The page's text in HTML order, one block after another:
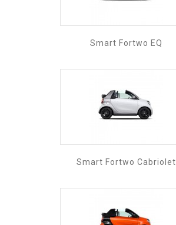
Smart Fortwo EQ
Smart Fortwo Cabriolet